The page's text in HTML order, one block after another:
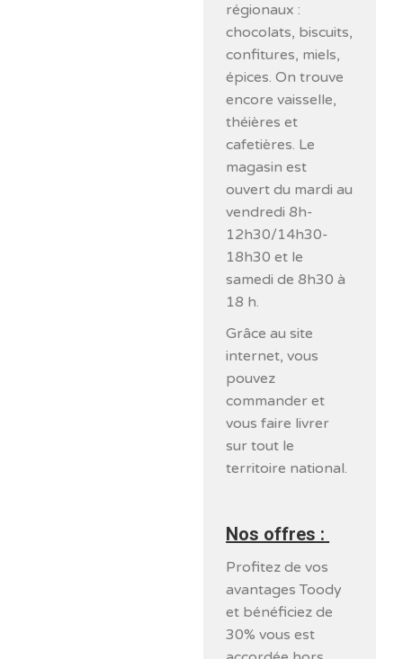
régionaux :
chocolats, biscuits,
confitures, miels,
épices. On trouve
encore vaisselle,
théières et
cafetières. Le
magasin est
ouvert du mardi au
vendredi 8h-
12h30/14h30-
18h30 et le
samedi de 8h30 à
18 h.
Grâce au site
internet, vous
pouvez
commander et
vous faire livrer
sur tout le
territoire national.
Nos offres :
Profitez de vos
avantages Toody
et bénéficiez de
30% vous est